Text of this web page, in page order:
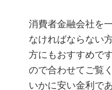
消費者金融会社を
なければならない
方にもおすすめで
ので合わせてご覧
いかに安い金利で